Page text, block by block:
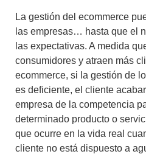
La gestión del ecommerce
las empresas… hasta que el
las expectativas. A medida
consumidores y atraen más
ecommerce, si la gestión de
es deficiente, el cliente
empresa de la competencia
determinado producto o
que ocurre en la vida real
cliente no está dispuesto a